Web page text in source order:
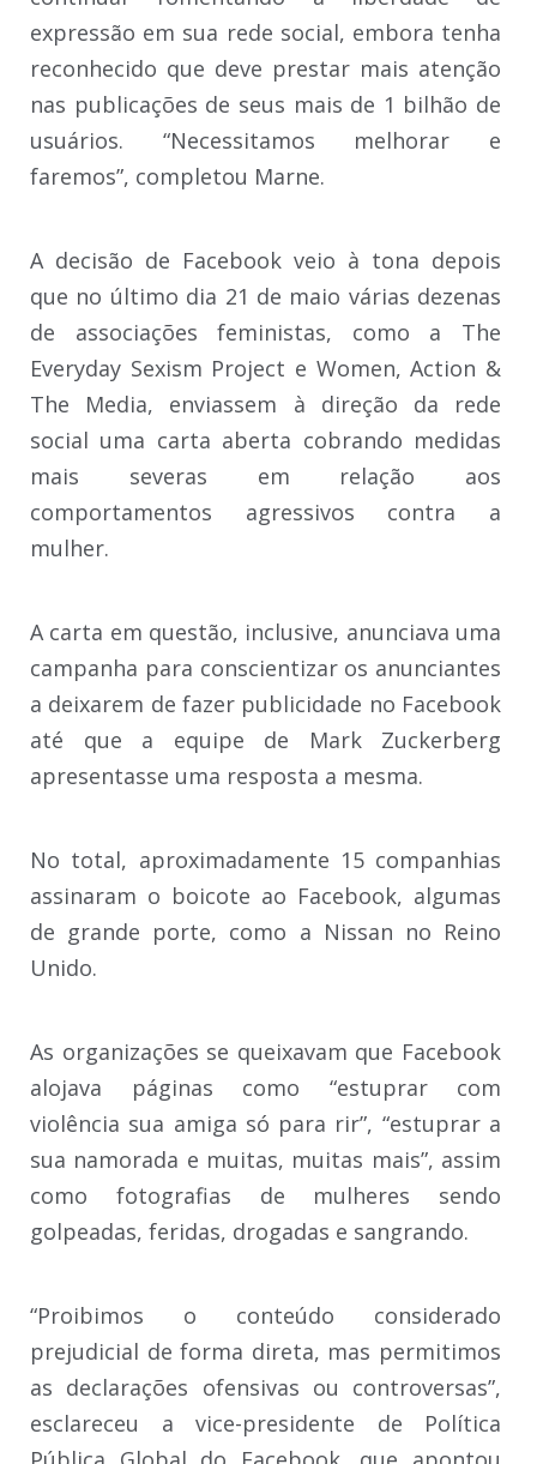
expressão em sua rede social, embora tenha
reconhecido que deve prestar mais atenção
nas publicações de seus mais de 1 bilhão de
usuários. “Necessitamos melhorar e
faremos”, completou Marne.
A decisão de Facebook veio à tona depois
que no último dia 21 de maio várias dezenas
de associações feministas, como a The
Everyday Sexism Project e Women, Action &
The Media, enviassem à direção da rede
social uma carta aberta cobrando medidas
mais severas em relação aos
comportamentos agressivos contra a
mulher.
A carta em questão, inclusive, anunciava uma
campanha para conscientizar os anunciantes
a deixarem de fazer publicidade no Facebook
até que a equipe de Mark Zuckerberg
apresentasse uma resposta a mesma.
No total, aproximadamente 15 companhias
assinaram o boicote ao Facebook, algumas
de grande porte, como a Nissan no Reino
Unido.
As organizações se queixavam que Facebook
alojava páginas como “estuprar com
violência sua amiga só para rir”, “estuprar a
sua namorada e muitas, muitas mais”, assim
como fotografias de mulheres sendo
golpeadas, feridas, drogadas e sangrando.
“Proibimos o conteúdo considerado
prejudicial de forma direta, mas permitimos
as declarações ofensivas ou controversas”,
esclareceu a vice-presidente de Política